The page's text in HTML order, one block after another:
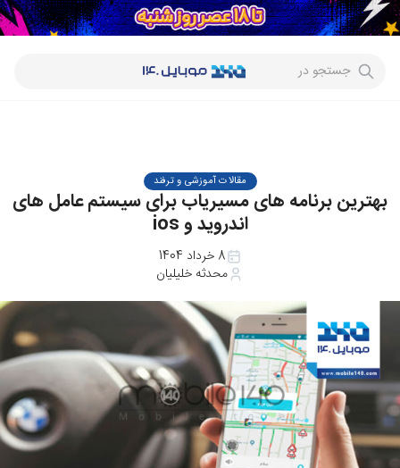
جستجو در
مقالات آموزشی و ترفند
بهترین برنامه های مسیریاب برای سیستم عامل های
اندروید و ios
8 خرداد 1404
محدثه خلیلیان